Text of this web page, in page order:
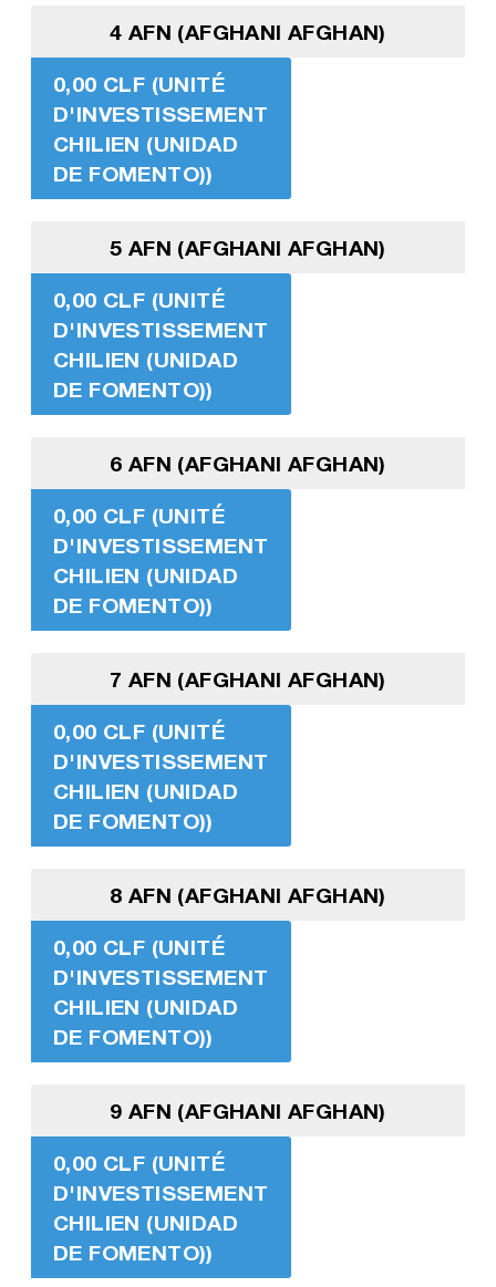
4 AFN (AFGHANI AFGHAN)
0,00 CLF (UNITÉ
D'INVESTISSEMENT
CHILIEN (UNIDAD
DE FOMENTO))
5 AFN (AFGHANI AFGHAN)
0,00 CLF (UNITÉ
D'INVESTISSEMENT
CHILIEN (UNIDAD
DE FOMENTO))
6 AFN (AFGHANI AFGHAN)
0,00 CLF (UNITÉ
D'INVESTISSEMENT
CHILIEN (UNIDAD
DE FOMENTO))
7 AFN (AFGHANI AFGHAN)
0,00 CLF (UNITÉ
D'INVESTISSEMENT
CHILIEN (UNIDAD
DE FOMENTO))
8 AFN (AFGHANI AFGHAN)
0,00 CLF (UNITÉ
D'INVESTISSEMENT
CHILIEN (UNIDAD
DE FOMENTO))
9 AFN (AFGHANI AFGHAN)
0,00 CLF (UNITÉ
D'INVESTISSEMENT
CHILIEN (UNIDAD
DE FOMENTO))